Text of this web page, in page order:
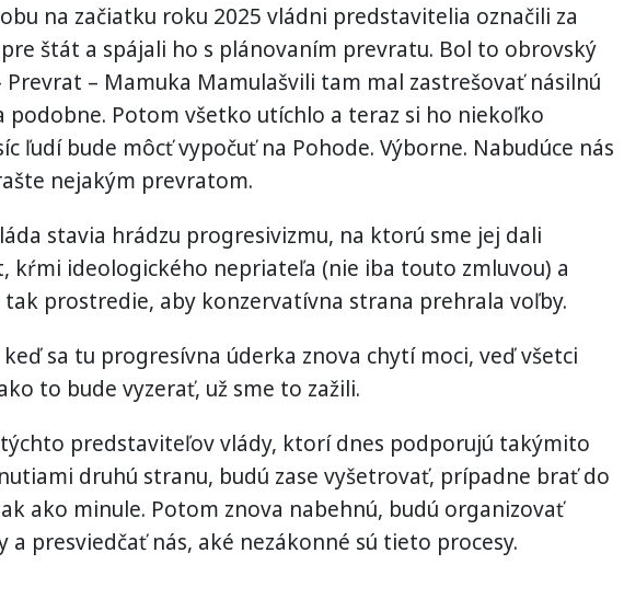
na začiatku roku 2025 vládni predstavitelia označili za
štát a spájali ho s plánovaním prevratu. Bol to obrovský
Prevrat – Mamuka Mamulašvili tam mal zastrešovať násilnú
podobne. Potom všetko utíchlo a teraz si ho niekoľko
ľudí bude môcť vypočuť na Pohode. Výborne. Nabudúce nás
nejakým prevratom.
stavia hrádzu progresivizmu, na ktorú sme jej dali
kŕmi ideologického nepriateľa (nie iba touto zmluvou) a
prostredie, aby konzervatívna strana prehrala voľby.
sa tu progresívna úderka znova chytí moci, veď všetci
to bude vyzerať, už sme to zažili.
predstaviteľov vlády, ktorí dnes podporujú takýmito
druhú stranu, budú zase vyšetrovať, prípadne brať do
ako minule. Potom znova nabehnú, budú organizovať
a presviedčať nás, aké nezákonné sú tieto procesy.